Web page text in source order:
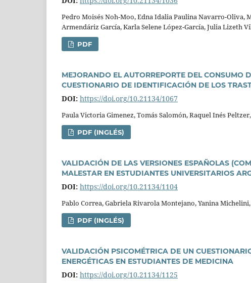
Pedro Moisés Noh-Moo, Edna Idalia Paulina Navarro-Oliva,
Armendáriz Garcí­a, Karla Selene López-Garcí­a, Julia Lizeth
PDF
MEJORANDO EL AUTORREPORTE DEL CONSUMO
CUESTIONARIO DE IDENTIFICACIÓN DE LOS
DOI: https://doi.org/10.21134/1067
Paula Victoria Gimenez, Tomás Salomón, Raquel Inés
PDF (INGLÉS)
VALIDACIÓN DE LAS VERSIONES ESPAÑOLAS
MALESTAR EN ESTUDIANTES UNIVERSITARIOS
DOI: https://doi.org/10.21134/1104
Pablo Correa, Gabriela Rivarola Montejano, Yanina
PDF (INGLÉS)
VALIDACIÓN PSICOMÉTRICA DE UN
ENERGÉTICAS EN ESTUDIANTES DE MEDICINA
DOI: https://doi.org/10.21134/1125